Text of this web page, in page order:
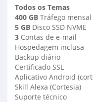
Todos os Temas
400 GB Tráfego mensal
5 GB Disco SSD NVME
3 Contas de e-mail
Hospedagem inclusa
Backup diário
Certificado SSL
Aplicativo Android
Skill Alexa (Cortesia)
Suporte técnico